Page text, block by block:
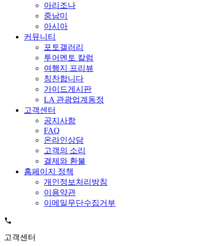
아리조나
중남미
아시아
커뮤니티
포토갤러리
투어멘토 칼럼
여행지 프리뷰
칭찬합니다
가이드게시판
LA 관광업계동정
고객센터
공지사항
FAQ
온라인상담
고객의 소리
결제와 환불
홈페이지 정책
개인정보처리방침
이용약관
이메일무단수집거부
고객센터